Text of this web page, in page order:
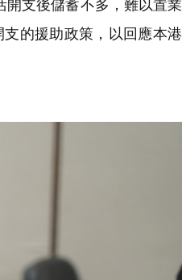
支後儲蓄不多，難以置業
的援助政策，以回應本港